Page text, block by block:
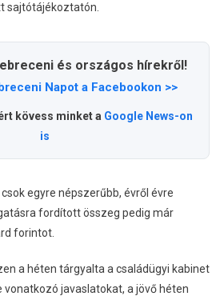
sajtótájékoztatón.
és országos hírekről!
Napot a Facebookon >>
kövess minket a Google News-on
is
egyre népszerűbb, évről évre
fordított összeg pedig már
forintot.
a héten tárgyalta a családügyi kabinet
vonatkozó javaslatokat, a jövő héten